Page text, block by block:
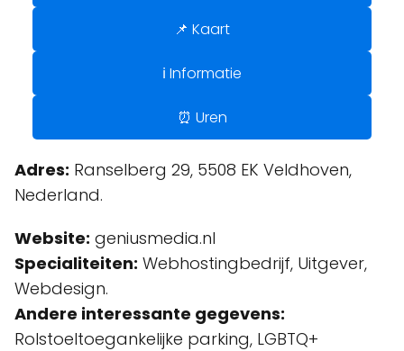
📌 Kaart
ℹ️ Informatie
⏰ Uren
Adres: Ranselberg 29, 5508 EK Veldhoven,
Nederland.
Website: geniusmedia.nl
Specialiteiten: Webhostingbedrijf, Uitgever,
Webdesign.
Andere interessante gegevens:
Rolstoeltoegankelijke parking, LGBTQ+